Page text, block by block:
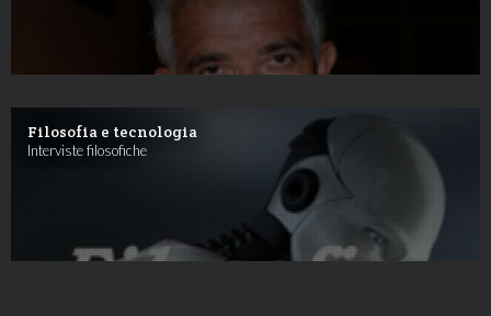
Filosofia e tecnologia
Interviste filosofiche